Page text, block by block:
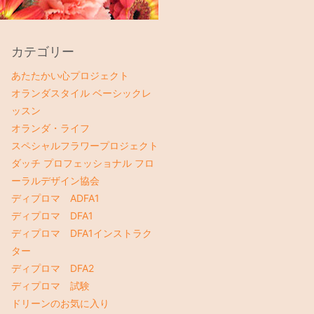
カテゴリー
あたたかい心プロジェクト
オランダスタイル ベーシックレ
ッスン
オランダ・ライフ
スペシャルフラワープロジェクト
ダッチ プロフェッショナル フロ
ーラルデザイン協会
ディプロマ ADFA1
ディプロマ DFA1
ディプロマ DFA1インストラク
ター
ディプロマ DFA2
ディプロマ 試験
ドリーンのお気に入り